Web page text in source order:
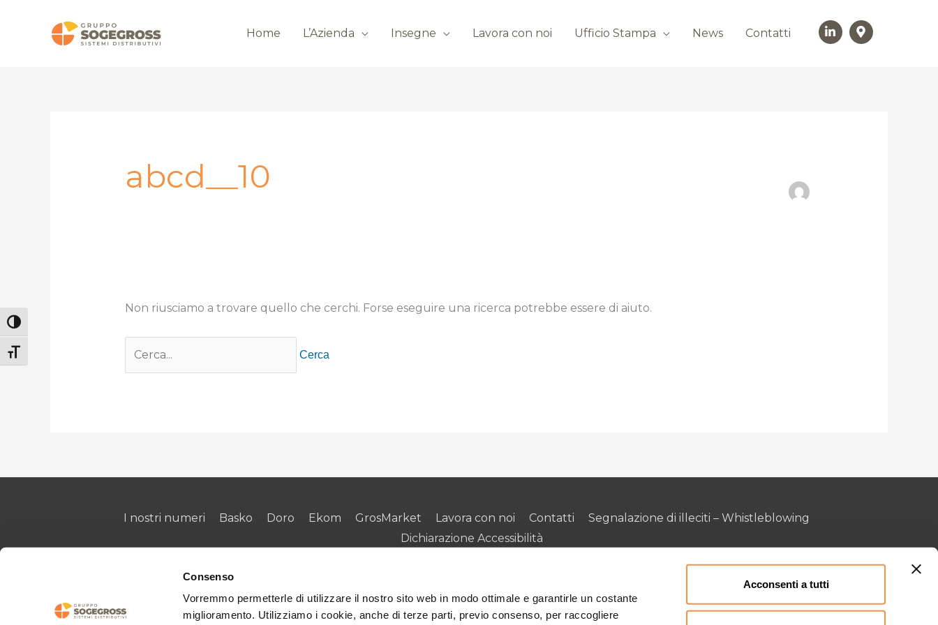
Consenso
Vorremmo permetterle di utilizzare il nostro sito web in modo ottimale e garantirle un costante
miglioramento. Utilizziamo i cookie, anche di terze parti, previo consenso, per raccogliere
Acconsenti a tutti
Attiva/disattiva alto contrasto
Attiva/disattiva dimensione testo
contenuto
Home L’Azienda Insegne Lavora con noi Ufficio Stampa News Contatti
abcd__10
Non riusciamo a trovare quello che cerchi. Forse eseguire una ricerca potrebbe essere di aiuto.
I nostri numeri Basko Doro Ekom GrosMarket Lavora con noi Contatti
Segnalazione di illeciti – Whistleblowing
Dichiarazione Accessibilità
© Sogegross S.p.A.